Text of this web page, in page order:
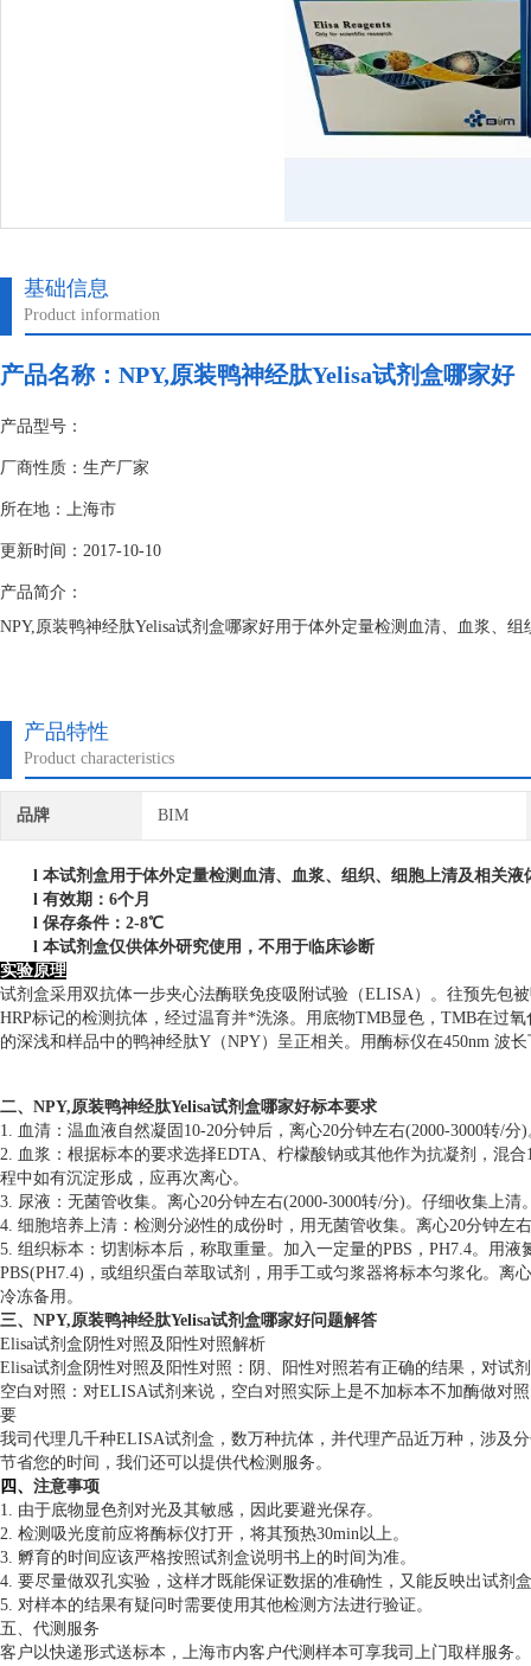
基础信息
Product information
产品名称： NPY,原装鸭神经肽Yelisa试剂盒哪家好
产品型号：
厂商性质：生产厂家
所在地：上海市
更新时间：2017-10-10
产品简介：
NPY,原装鸭神经肽Yelisa试剂盒哪家好用于体外定量检测血清、血浆、
产品特性
Product characteristics
品牌 BIM
l 本试剂盒用于体外定量检测血清、血浆、组织、细胞上清及相关液
l 有效期：6个月
l 保存条件： 2-8℃
l 本试剂盒仅供体外研究使用，不用于临床诊断
实验原理
试剂盒采用双抗体一步夹心法酶联免疫吸附试验（ELISA）。往预先包
HRP标记的检测抗体，经过温育并*洗涤。用底物TMB显色，TMB在过
的深浅和样品中的鸭神经肽Y（NPY）呈正相关。用酶标仪在450nm 波
二、 NPY,原装鸭神经肽Yelisa试剂盒哪家好标本要求
1. 血清：温血液自然凝固10-20分钟后，离心20分钟左右(2000-3000转/
2. 血浆：根据标本的要求选择EDTA、柠檬酸钠或其他作为抗凝剂，混
程中如有沉淀形成，应再次离心。
3. 尿液：无菌管收集。离心20分钟左右(2000-3000转/分)。仔细收集上
4. 细胞培养上清：检测分泌性的成份时，用无菌管收集。离心20分钟左
5. 组织标本：切割标本后，称取重量。加入一定量的PBS，PH7.4。用
PBS(PH7.4)，或组织蛋白萃取试剂，用手工或匀浆器将标本匀浆化。离
冷冻备用。
三、 NPY,原装鸭神经肽Yelisa试剂盒哪家好 问题解答
Elisa试剂盒阴性对照及阳性对照解析
Elisa试剂盒阴性对照及阳性对照：阴、阳性对照若有正确的结果，对试
空白对照：对ELISA试剂来说，空白对照实际上是不加标本不加酶做对
要
我司代理几千种ELISA试剂盒，数万种抗体，并代理产品近万种，涉及
节省您的时间，我们还可以提供代检测服务。
四、 注意事项
1. 由于底物显色剂对光及其敏感，因此要避光保存。
2. 检测吸光度前应将酶标仪打开，将其预热30min以上。
3. 孵育的时间应该严格按照试剂盒说明书上的时间为准。
4. 要尽量做双孔实验，这样才既能保证数据的准确性，又能反映出试剂
5. 对样本的结果有疑问时需要使用其他检测方法进行验证。
五、代测服务
客户以快递形式送标本，上海市内客户代测样本可享我司上门取样服务。